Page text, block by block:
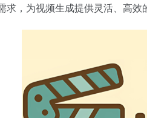
求，为视频生成提供灵活、高效